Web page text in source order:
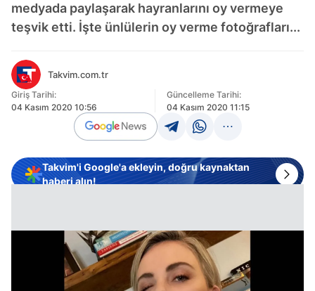
medyada paylaşarak hayranlarını oy vermeye
teşvik etti. İşte ünlülerin oy verme fotoğrafları...
Takvim.com.tr
Giriş Tarihi:
04 Kasım 2020 10:56
Güncelleme Tarihi:
04 Kasım 2020 11:15
Takvim'i Google'a ekleyin, doğru kaynaktan
haberi alın!